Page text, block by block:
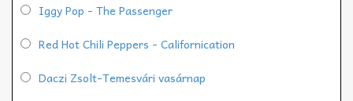
Iggy Pop - The Passenger
Red Hot Chili Peppers - Californication
Daczi Zsolt-Temesvári vasárnap